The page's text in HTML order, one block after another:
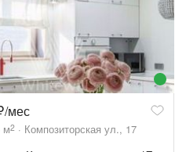
/мес
м2 Композиторская ул., 17